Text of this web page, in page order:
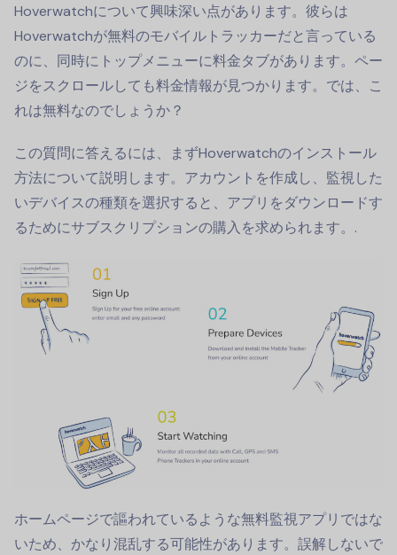
Hoverwatchについて興味深い点があります。彼らは
Hoverwatchが無料のモバイルトラッカーだと言っている
のに、同時にトップメニューに料金タブがあります。ペー
ジをスクロールしても料金情報が見つかります。では、こ
れは無料なのでしょうか？
この質問に答えるには、まずHoverwatchのインストール
方法について説明します。アカウントを作成し、監視した
いデバイスの種類を選択すると、アプリをダウンロードす
るためにサブスクリプションの購入を求められます。.
ホームページで謳われているような無料監視アプリではな
いため、かなり混乱する可能性があります。誤解しないで